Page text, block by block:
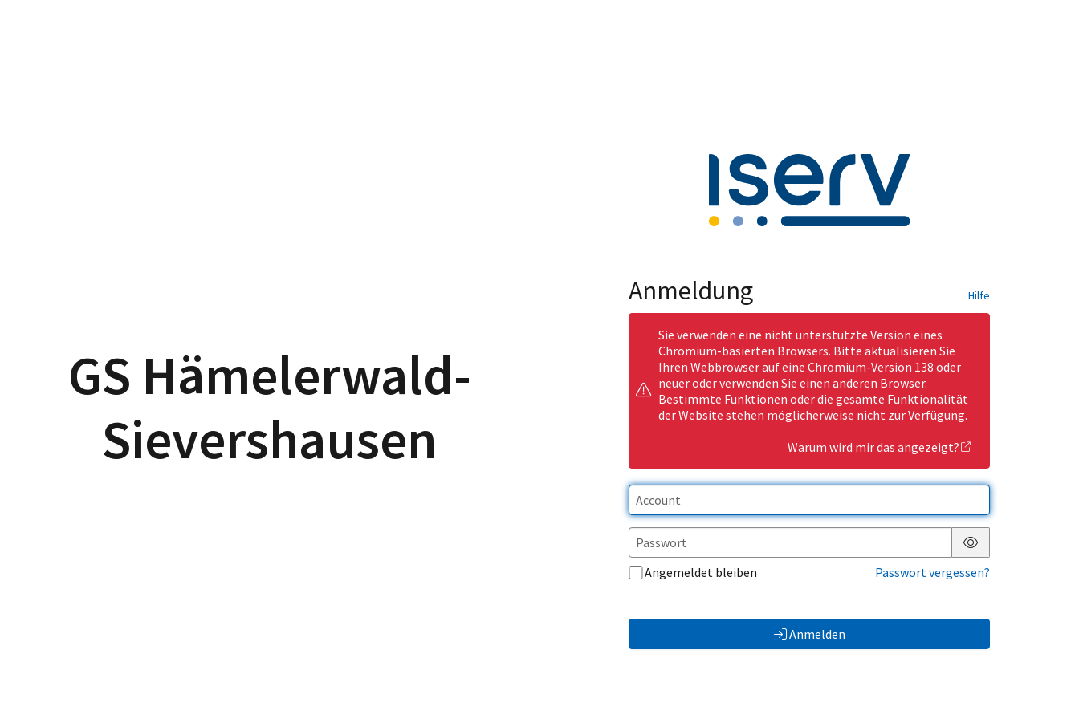
GS Hämelerwald-
Sievershausen
Anmeldung Hilfe
Sie verwenden eine nicht unterstützte Version eines
Chromium-basierten Browsers. Bitte aktualisieren Sie
Ihren Webbrowser auf eine Chromium-Version 138 oder
neuer oder verwenden Sie einen anderen Browser.
Bestimmte Funktionen oder die gesamte Funktionalität
der Website stehen möglicherweise nicht zur Verfügung.
Warum wird mir das angezeigt?
Passwort anzeigen
Angemeldet bleiben
Passwort vergessen?
Anmelden